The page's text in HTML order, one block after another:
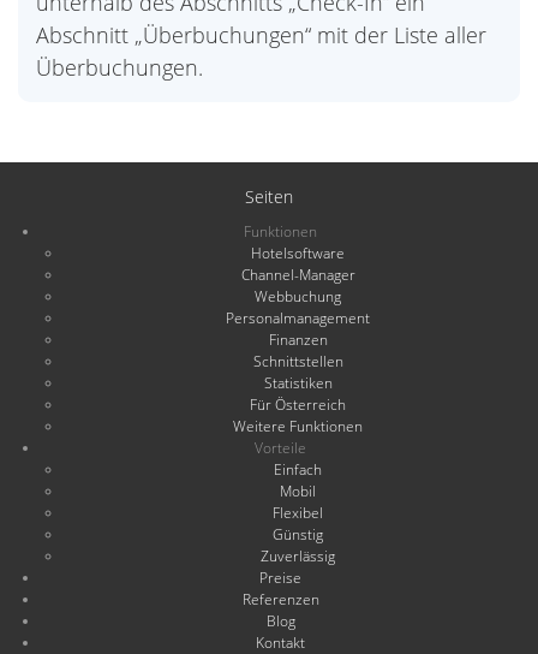
Abschnitt „Überbuchungen“ mit der Liste aller
Überbuchungen.
Seiten
Funktionen
Hotelsoftware
Channel-Manager
Webbuchung
Personalmanagement
Finanzen
Schnittstellen
Statistiken
Für Österreich
Weitere Funktionen
Vorteile
Einfach
Mobil
Flexibel
Günstig
Zuverlässig
Preise
Referenzen
Blog
Kontakt